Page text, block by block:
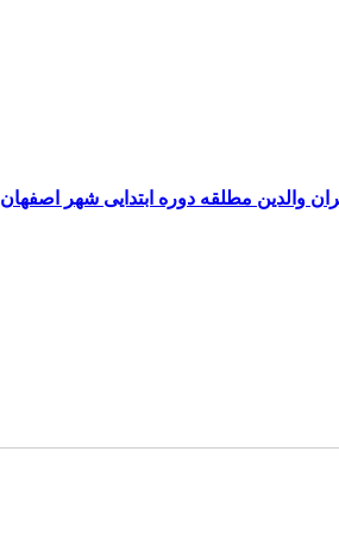
والدین مطلقه دوره ابتدایی شهر اصفهان